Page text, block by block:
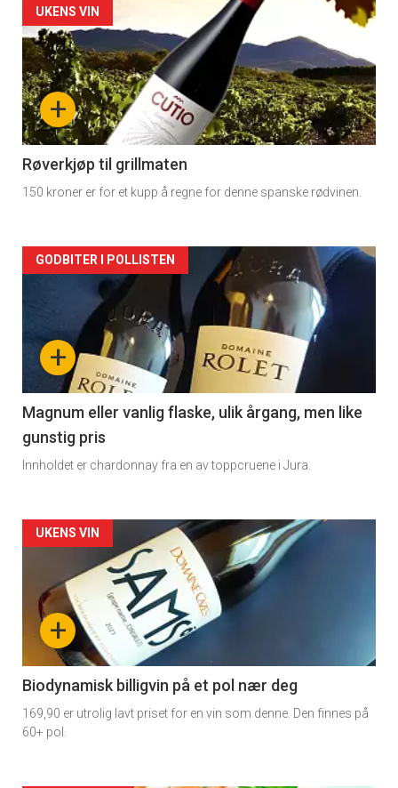
Forsiden
akkurat
nå
-
2
+
UKENS VIN
Røverkjøp til grillmaten
150 kroner er for et kupp å regne for denne spanske rødvinen.
Forsiden
akkurat
nå
3
+
GODBITER I POLLISTEN
Magnum eller vanlig flaske, ulik årgang, men like
gunstig pris
Innholdet er chardonnay fra en av toppcruene i Jura.
Forsiden
akkurat
nå
4
+
UKENS VIN
Biodynamisk billigvin på et pol nær deg
169,90 er utrolig lavt priset for en vin som denne. Den finnes på
60+ pol.